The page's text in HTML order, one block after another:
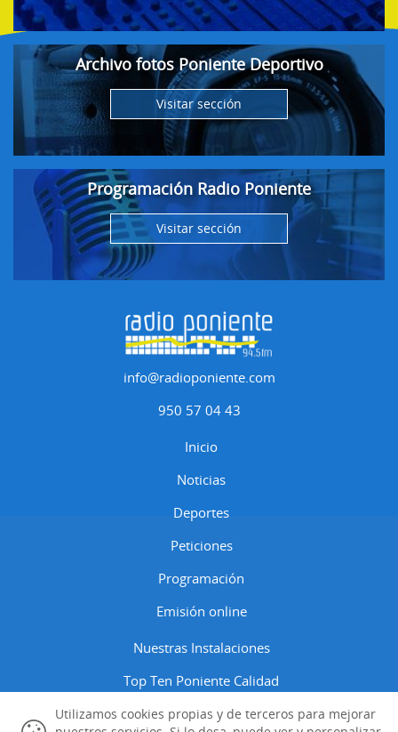
Archivo fotos Poniente Deportivo
Visitar sección
Programación Radio Poniente
Visitar sección
info@radioponiente.com
950 57 04 43
Inicio
Noticias
Deportes
Peticiones
Programación
Emisión online
Nuestras Instalaciones
Top Ten Poniente Calidad
Contactar
Utilizamos cookies propias y de terceros para mejorar